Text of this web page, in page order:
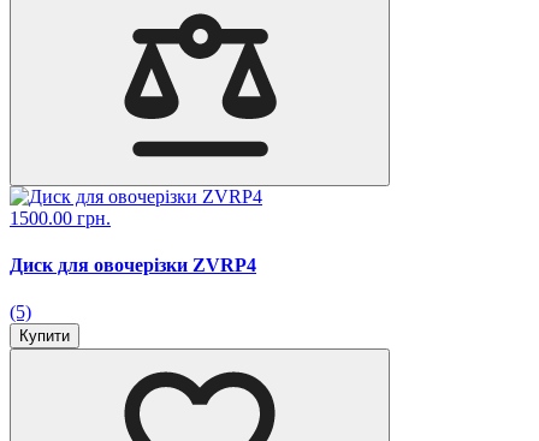
1500.00 грн.
Диск для овочерізки ZVRP4
(5)
Купити